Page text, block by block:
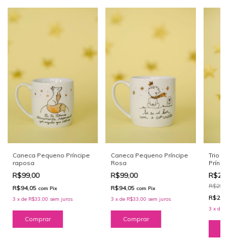
Caneca Pequeno Príncipe
raposa
R$99,00
R$94,05 com Pix
3 xde R$33,00 sem juros
Caneca Pequeno Príncipe
Rosa
R$99,00
R$94,05 com Pix
3 xde R$33,00 sem juros
Trio
3 x de